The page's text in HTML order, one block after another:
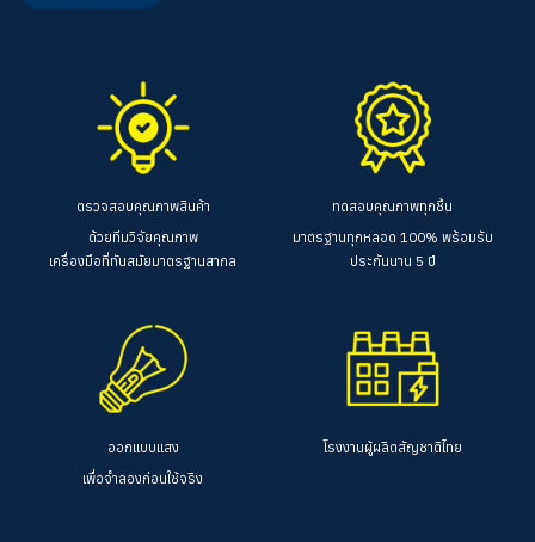
ตรวจสอบคุณภาพสินค้า
ด้วยทีมวิจัยคุณภาพ
เครื่องมือที่ทันสมัยมาตรฐานสากล
ทดสอบคุณภาพทุกชิ้น
มาตรฐานทุกหลอด 100% พร้อมรับ
ประกันนาน 5 ปี
ออกแบบแสง
เพื่อจำลองก่อนใช้จริง
โรงงานผู้ผลิตสัญชาติไทย